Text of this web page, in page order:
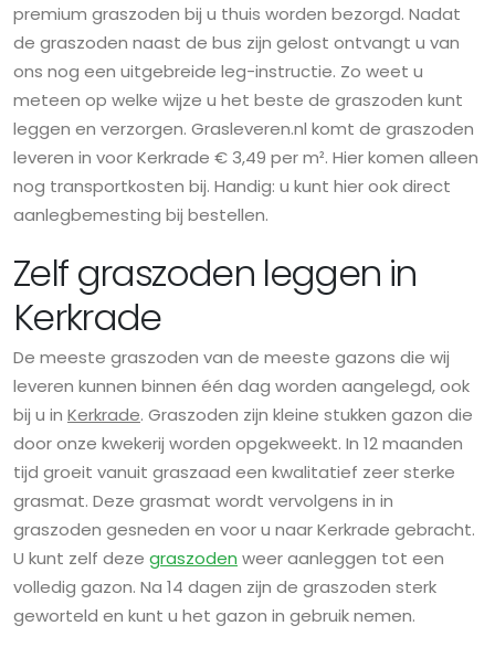
premium graszoden bij u thuis worden bezorgd. Nadat
de graszoden naast de bus zijn gelost ontvangt u van
ons nog een uitgebreide leg-instructie. Zo weet u
meteen op welke wijze u het beste de graszoden kunt
leggen en verzorgen. Grasleveren.nl komt de graszoden
leveren in voor Kerkrade € 3,49 per m². Hier komen alleen
nog transportkosten bij. Handig: u kunt hier ook direct
aanlegbemesting bij bestellen.
Zelf graszoden leggen in
Kerkrade
De meeste graszoden van de meeste gazons die wij
leveren kunnen binnen één dag worden aangelegd, ook
bij u in Kerkrade. Graszoden zijn kleine stukken gazon die
door onze kwekerij worden opgekweekt. In 12 maanden
tijd groeit vanuit graszaad een kwalitatief zeer sterke
grasmat. Deze grasmat wordt vervolgens in in
graszoden gesneden en voor u naar Kerkrade gebracht.
U kunt zelf deze graszoden weer aanleggen tot een
volledig gazon. Na 14 dagen zijn de graszoden sterk
geworteld en kunt u het gazon in gebruik nemen.